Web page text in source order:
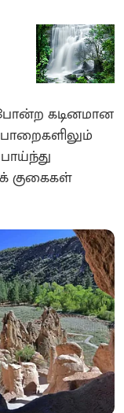
கடினமான
குகைகள்